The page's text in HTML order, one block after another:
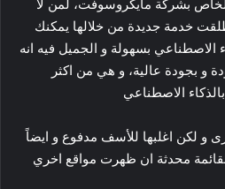
بشركة مايكروسوفت، لمن لا
خدمة جديدة من خلالها يمكنك
الاصطناعي بسهولة و الجميل فيه انه
و بجودة عالية، و هي من اكثر
الاصطناعي
و لكن اغلبها للأسف مدفوع و ايضاً
محدثة ان ظهرت مواقع اخري